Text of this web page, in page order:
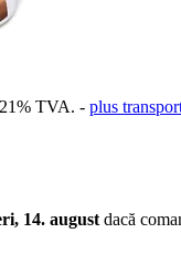
TVA. - plus
14. august dacă